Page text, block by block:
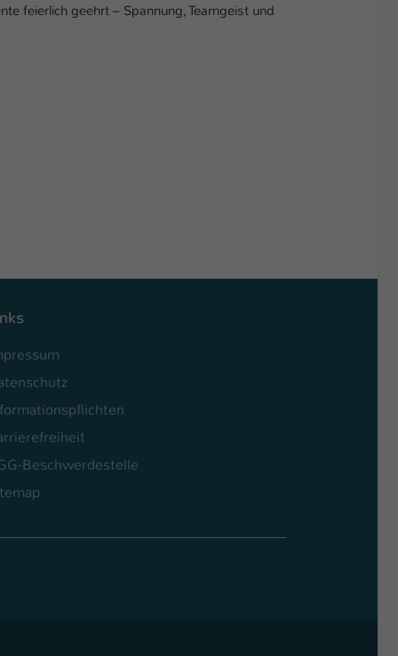
feierlich geehrt – Spannung, Teamgeist und
Beschwerdestelle